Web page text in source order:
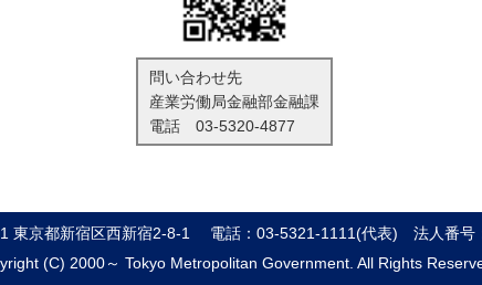
問い合わせ先
産業労働局金融部金融課
電話 03-5320-4877
東京都新宿区西新宿2-8-1 電話：03-5321-1111(代表)
法人番号
(C) 2000～ Tokyo Metropolitan Government. All Rights